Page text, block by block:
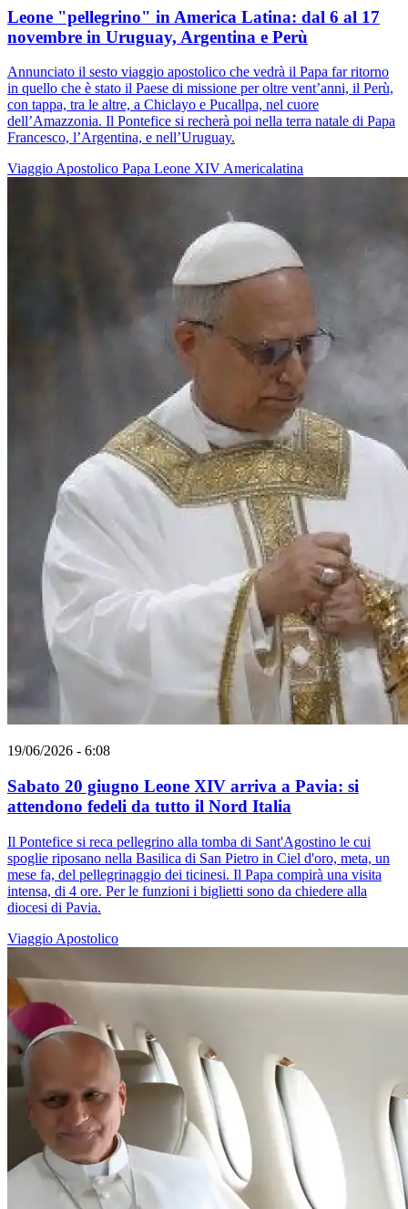
Leone "pellegrino" in America Latina: dal 6 al 17
novembre in Uruguay, Argentina e Perù
Annunciato il sesto viaggio apostolico che vedrà il Papa far ritorno
in quello che è stato il Paese di missione per oltre vent’anni, il Perù,
con tappa, tra le altre, a Chiclayo e Pucallpa, nel cuore
dell’Amazzonia. Il Pontefice si recherà poi nella terra natale di Papa
Francesco, l’Argentina, e nell’Uruguay.
Viaggio Apostolico Papa Leone XIV Americalatina
19/06/2026 - 6:08
Sabato 20 giugno Leone XIV arriva a Pavia: si
attendono fedeli da tutto il Nord Italia
Il Pontefice si reca pellegrino alla tomba di Sant'Agostino le cui
spoglie riposano nella Basilica di San Pietro in Ciel d'oro, meta, un
mese fa, del pellegrinaggio dei ticinesi. Il Papa compirà una visita
intensa, di 4 ore. Per le funzioni i biglietti sono da chiedere alla
diocesi di Pavia.
Viaggio Apostolico